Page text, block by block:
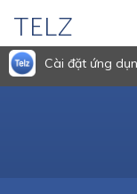
TELZ
Cài đặt ứng